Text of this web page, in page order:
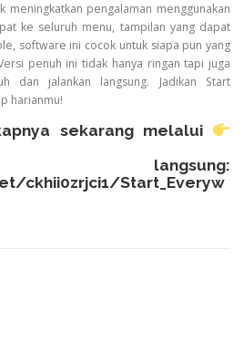
meningkatkan pengalaman menggunakan
ke seluruh menu, tampilan yang dapat
software ini cocok untuk siapa pun yang
penuh ini tidak hanya ringan tapi juga
dan jalankan langsung. Jadikan Start
harianmu!
sekarang melalui
ckhii0zrjci1/Start_Everyw